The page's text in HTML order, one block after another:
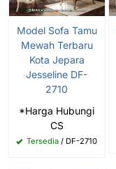
Model Sofa Tamu
Mewah Terbaru
Kota Jepara
Jesseline DF-
2710
*Harga Hubungi
CS
Tersedia / DF-2710